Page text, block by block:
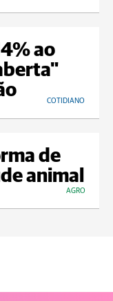
ao
COTIDIANO
de
animal
AGRO